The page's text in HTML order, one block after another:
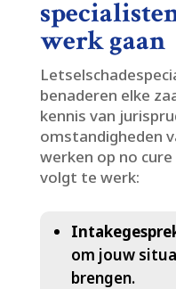
werk gaan
benaderen elke
kennis van
omstandigheden
werken op no
volgt te werk:
om jouw
brengen.​